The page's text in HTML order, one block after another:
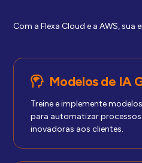
Com a Flexa Cloud e a AWS,
Modelos de IA
Treine e implemente
para automatizar processos
inovadoras aos clientes.